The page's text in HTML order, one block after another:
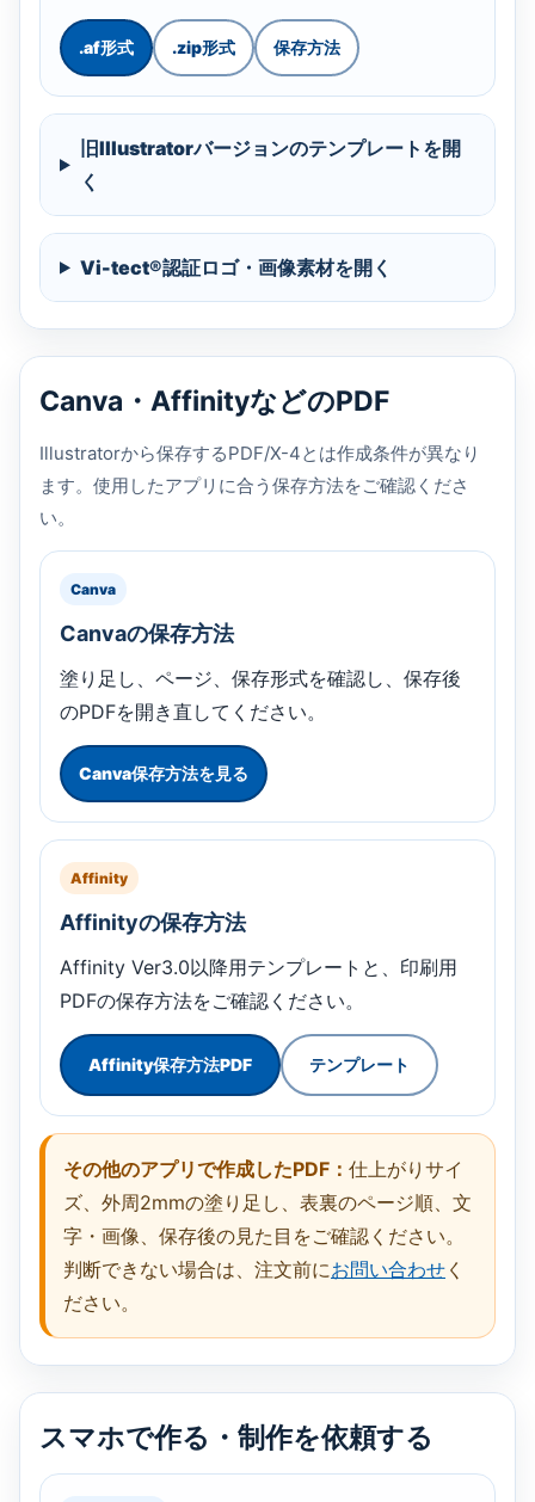
.af形式 .zip形式 保存方法
旧Illustratorバージョンのテンプレートを開
く
Vi-tect®認証ロゴ・画像素材を開く
Canva・AffinityなどのPDF
Illustratorから保存するPDF/X-4とは作成条件が異なり
ます。使用したアプリに合う保存方法をご確認くださ
い。
Canva
Canvaの保存方法
塗り足し、ページ、保存形式を確認し、保存後
のPDFを開き直してください。
Canva保存方法を見る
Affinity
Affinityの保存方法
Affinity Ver3.0以降用テンプレートと、印刷用
PDFの保存方法をご確認ください。
Affinity保存方法PDF テンプレート
その他のアプリで作成したPDF： 仕上がりサイ
ズ、外周2mmの塗り足し、表裏のページ順、文
字・画像、保存後の見た目をご確認ください。
判断できない場合は、注文前にお問い合わせ く
ださい。
スマホで作る・制作を依頼する